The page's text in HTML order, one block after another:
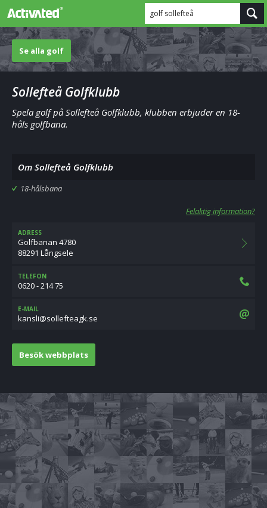
golf sollefteå
Se alla golf
Sollefteå Golfklubb
Spela golf på Sollefteå Golfklubb, klubben erbjuder en 18-
håls golfbana.
Om Sollefteå Golfklubb
18-hålsbana
Felaktig information?
ADRESS
Golfbanan 4780
88291 Långsele
TELEFON
0620 - 214 75
E-MAIL
es.kgaetfellos@ilsnak
Besök webbplats